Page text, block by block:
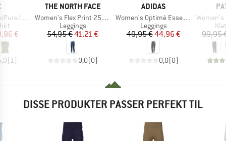
Tank
pris
€
( 1)
MÆRKE
THE NORTH FACE
Artikel
Women's Flex Print 25'' Tight
Produktgruppe
Leggings
Pris
54,95 €Nedsat pris
41,21 €
0,0(0)
MÆRKE
ADIDAS
Artikel
Women's Optimé Essentials Leopard 7/8 Leggings
Produktgruppe
Leggings
Pris
49,95 €Nedsat pris
44,96 €
0,0(0)
Artikel
Women's
99,95
DISSE PRODUKTER PASSER PERFEKT TIL